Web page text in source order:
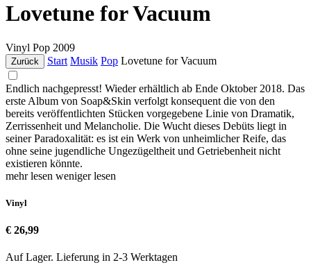
Lovetune for Vacuum
Vinyl Pop 2009
Zurück Start Musik Pop Lovetune for Vacuum
Endlich nachgepresst! Wieder erhältlich ab Ende Oktober 2018. Das
erste Album von Soap&Skin verfolgt konsequent die von den
bereits veröffentlichten Stücken vorgegebene Linie von Dramatik,
Zerrissenheit und Melancholie. Die Wucht dieses Debüts liegt in
seiner Paradoxalität: es ist ein Werk von unheimlicher Reife, das
ohne seine jugendliche Ungezügeltheit und Getriebenheit nicht
existieren könnte.
mehr lesen weniger lesen
Vinyl
€ 26,99
Auf Lager. Lieferung in 2-3 Werktagen